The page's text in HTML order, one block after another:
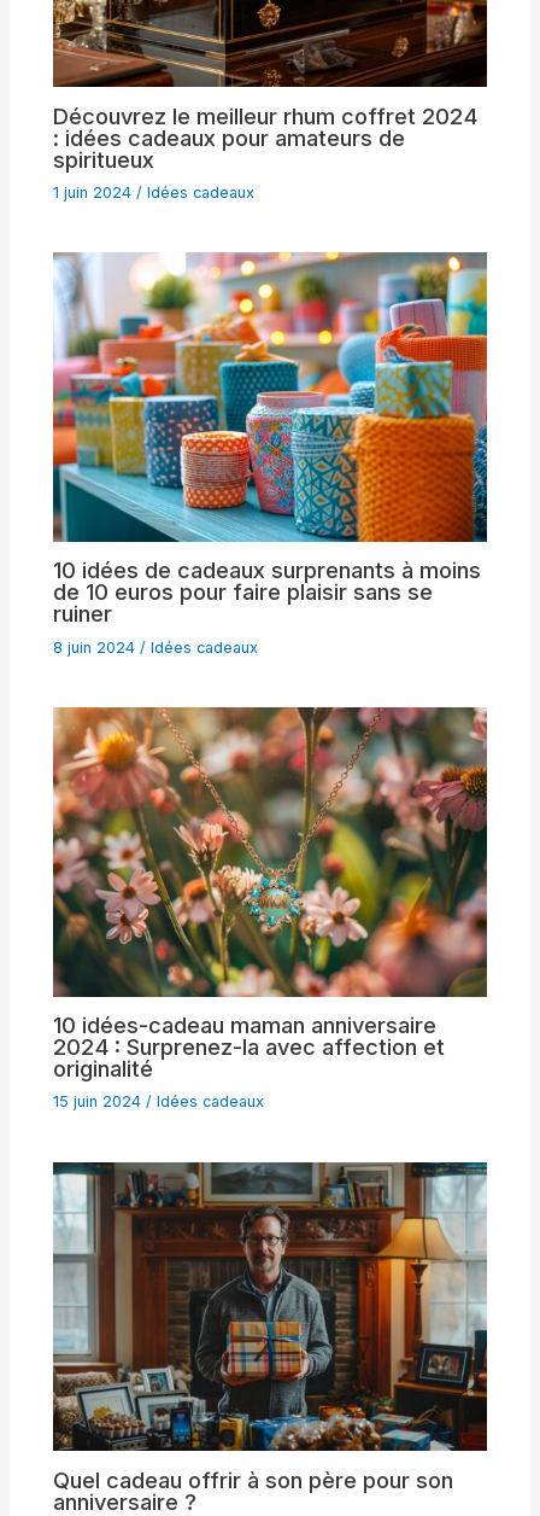
Découvrez le meilleur rhum coffret 2024
: idées cadeaux pour amateurs de
spiritueux
1 juin 2024 /Idées cadeaux
10 idées de cadeaux surprenants à moins
de 10 euros pour faire plaisir sans se
ruiner
8 juin 2024 /Idées cadeaux
10 idées-cadeau maman anniversaire
2024 : Surprenez-la avec affection et
originalité
15 juin 2024/Idées cadeaux
Quel cadeau offrir à son père pour son
anniversaire ?